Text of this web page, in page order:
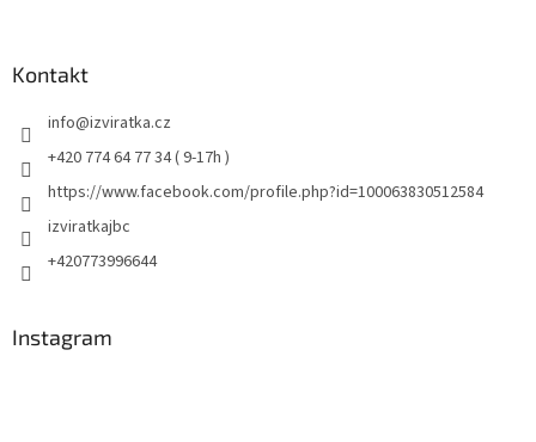
Kontakt
info@izviratka.cz
+420 774 64 77 34 ( 9-17h )
https://www.facebook.com/profile.php?id=100063830512584
izviratkajbc
+420773996644
Instagram